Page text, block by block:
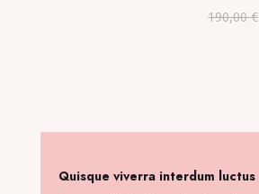
190,00€
Quisque viverra interdum luctus